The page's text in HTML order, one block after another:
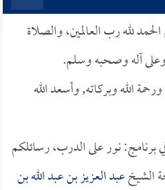
لله رب العالمين، والصلاة
وعلى آله وصحبه وسلم.
الله وبركاته, وأسعد الله
نور على الدرب، رسائلكم
الشيخعبد العزيز بن عبد الله بن